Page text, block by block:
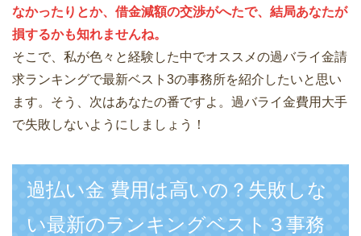
なかったりとか、借金減額の交渉がへたで、結局あなたが
損するかも知れませんね。
そこで、私が色々と経験した中でオススメの過バライ金請
求ランキングで最新ベスト3の事務所を紹介したいと思い
ます。そう、次はあなたの番ですよ。過バライ金費用大手
で失敗しないようにしましょう！
過払い金 費用は高いの？失敗しな
い最新のランキングベスト３事務